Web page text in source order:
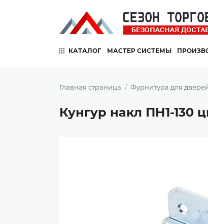
КАТАЛОГ МАСТЕР СИСТЕМЫ
Главная страница Фурнитура для
Кунгур накл ПН1-130